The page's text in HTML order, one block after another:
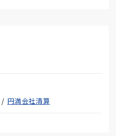
円満会社清算